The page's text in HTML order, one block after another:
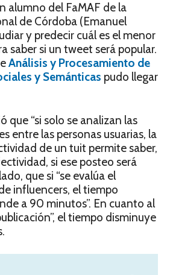
alumno del FaMAF de la
de Córdoba (Emanuel
y predecir cuál es el menor
saber si un tweet será popular.
Análisis y Procesamiento de
y Semánticas pudo llegar
que “si solo se analizan las
entre las personas usuarias, la
de un tuit permite saber,
si ese posteo será
que si “se evalúa el
influencers, el tiempo
a 90 minutos”. En cuanto al
el tiempo disminuye